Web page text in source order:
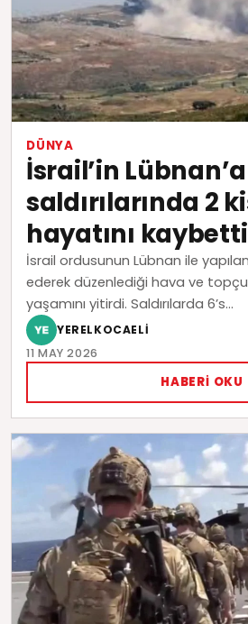
DÜNYA
İsrail’in Lübnan’a
saldırılarında 2
hayatını kaybetti
İsrail ordusunun Lübnan ile
ederek düzenlediği hava ve topçu
yaşamını yitirdi. Saldırılarda 6’s...
YERELKOCAELI
11 MAY 2026
HABERI OKU